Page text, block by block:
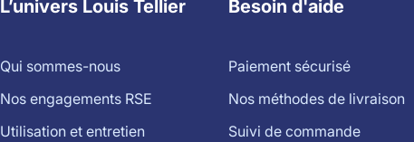
L’univers Louis Tellier
Qui sommes-nous
Nos engagements RSE
Utilisation et entretien
Besoin d'aide
Paiement sécurisé
Nos méthodes de livraison
Suivi de commande